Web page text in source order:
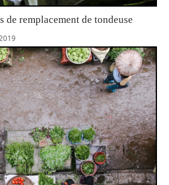
de remplacement de tondeuse